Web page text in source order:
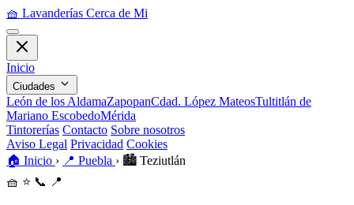
🧺 Lavanderías Cerca de Mi
Inicio
Ciudades
León de los AldamaZapopanCdad. López MateosTultitlán de
Mariano EscobedoMérida
Tintorerías Contacto Sobre nosotros
Aviso Legal Privacidad Cookies
🏠 Inicio › 📍 Puebla › 🏙️ Teziutlán
🧺 ⭐ 📞 📍